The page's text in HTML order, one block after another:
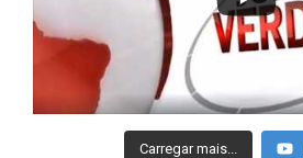
Carregar mais...